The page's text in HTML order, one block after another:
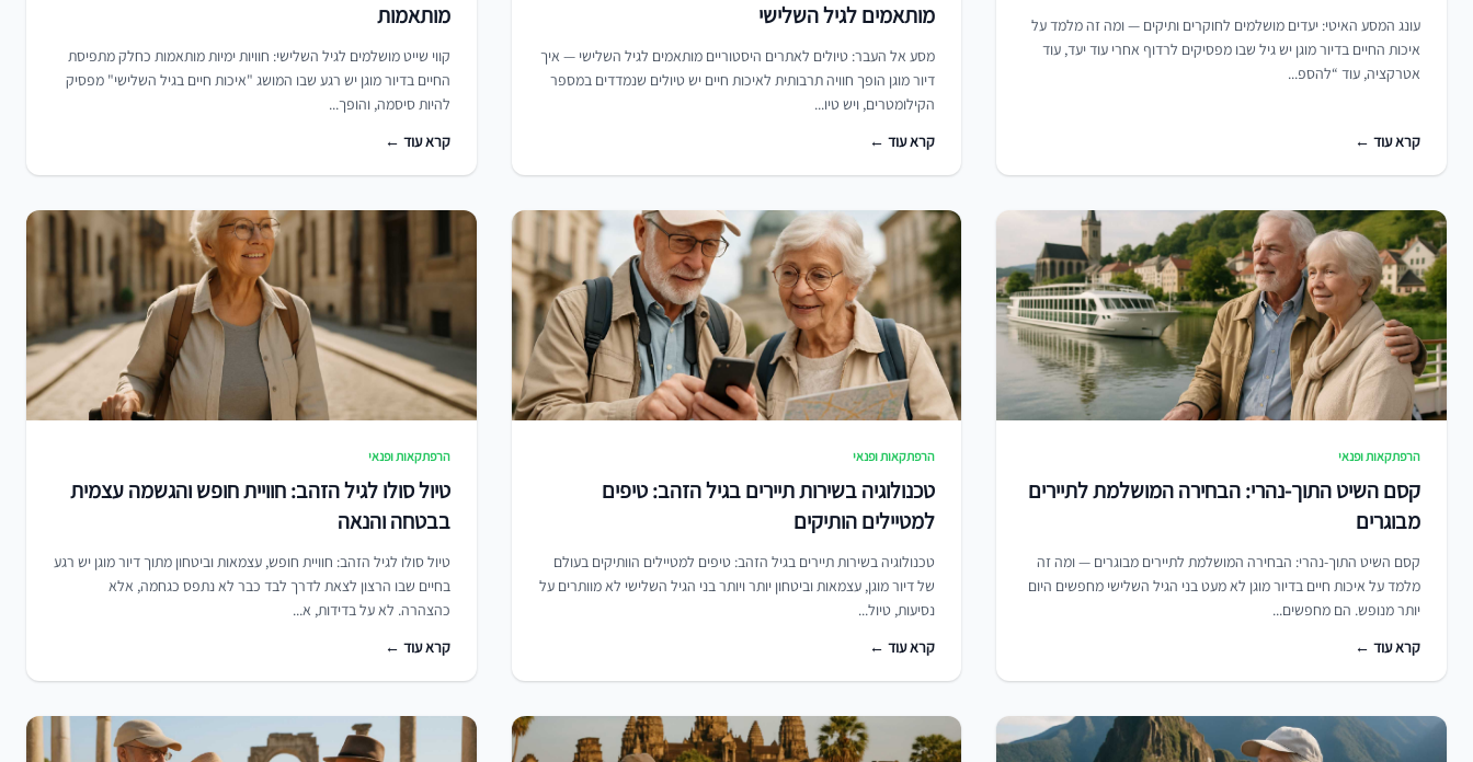
עונג המסע האיטי: יעדים מושלמים לחוקרים ותיקים — ומה זה מלמד על
איכות החיים בדיור מוגן יש גיל שבו מפסיקים לרדוף אחרי עוד יעד, עוד
אטרקציה, עוד “להספ...
קרא עוד ←
מותאמים לגיל השלישי
מסע אל העבר: טיולים לאתרים היסטוריים מותאמים לגיל השלישי — איך
דיור מוגן הופך חוויה תרבותית לאיכות חיים יש טיולים שנמדדים במספר
הקילומטרים, ויש טיו...
קרא עוד ←
מותאמות
קווי שייט מושלמים לגיל השלישי: חוויות ימיות מותאמות כחלק מתפיסת
החיים בדיור מוגן יש רגע שבו המושג "איכות חיים בגיל השלישי" מפסיק
להיות סיסמה, והופך...
קרא עוד ←
הרפתקאות ופנאי
קסם השיט התוך-נהרי: הבחירה המושלמת לתיירים
מבוגרים
קסם השיט התוך-נהרי: הבחירה המושלמת לתיירים מבוגרים — ומה זה
מלמד על איכות חיים בדיור מוגן לא מעט בני הגיל השלישי מחפשים היום
יותר מנופש. הם מחפשים...
קרא עוד ←
הרפתקאות ופנאי
טכנולוגיה בשירות תיירים בגיל הזהב: טיפים
למטיילים הותיקים
טכנולוגיה בשירות תיירים בגיל הזהב: טיפים למטיילים הוותיקים בעולם
של דיור מוגן, עצמאות וביטחון יותר ויותר בני הגיל השלישי לא מוותרים על
נסיעות, טיול...
קרא עוד ←
הרפתקאות ופנאי
טיול סולו לגיל הזהב: חוויית חופש והגשמה עצמית
בבטחה והנאה
טיול סולו לגיל הזהב: חוויית חופש, עצמאות וביטחון מתוך דיור מוגן יש רגע
בחיים שבו הרצון לצאת לדרך לבד כבר לא נתפס כגחמה, אלא
כהצהרה. לא על בדידות, א...
קרא עוד ←